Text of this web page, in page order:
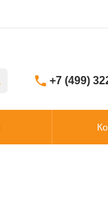
+7 (499)